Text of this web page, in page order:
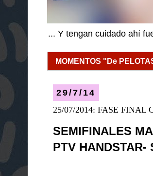
... Y tengan cuidado ahí
MOMENTOS "De
29/7/14
25/07/2014: FASE
SEMIFINALES
PTV HANDSTAR-